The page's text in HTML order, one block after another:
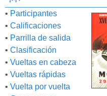
• Participantes
• Calificaciones
• Parrilla de salida
• Clasificación
• Vueltas en cabeza
• Vueltas rápidas
• Vuelta por vuelta